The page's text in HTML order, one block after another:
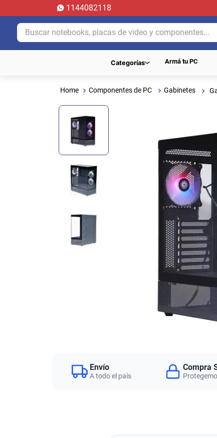
1144082118
Buscar notebooks, placas de video y componentes...
Categorías Armá tu PC
Componentes de PC Gabinetes
Envío
A todo el país
Compra